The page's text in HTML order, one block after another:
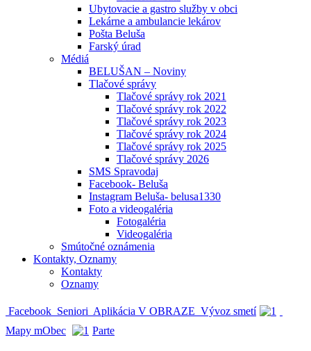
Ubytovacie a gastro služby v obci
Lekárne a ambulancie lekárov
Pošta Beluša
Farský úrad
Médiá
BELUŠAN – Noviny
Tlačové správy
Tlačové správy rok 2021
Tlačové správy rok 2022
Tlačové správy rok 2023
Tlačové správy rok 2024
Tlačové správy rok 2025
Tlačové správy 2026
SMS Spravodaj
Facebook- Beluša
Instagram Beluša- belusa1330
Foto a videogaléria
Fotogaléria
Videogaléria
Smútočné oznámenia
Kontakty, Oznamy
Kontakty
Oznamy
Facebook Seniori Aplikácia V OBRAZE Vývoz smetí
Mapy mObec
Parte